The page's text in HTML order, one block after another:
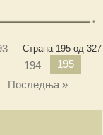
Страна 195 од 327
194
195
Последња »